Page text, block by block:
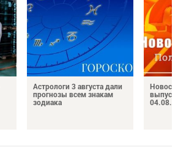
Астрологи 3 августа дали
прогнозы всем знакам
зодиака